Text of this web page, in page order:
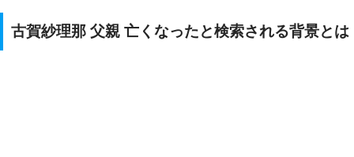
古賀紗理那 父親 亡くなったと検索される背景とは